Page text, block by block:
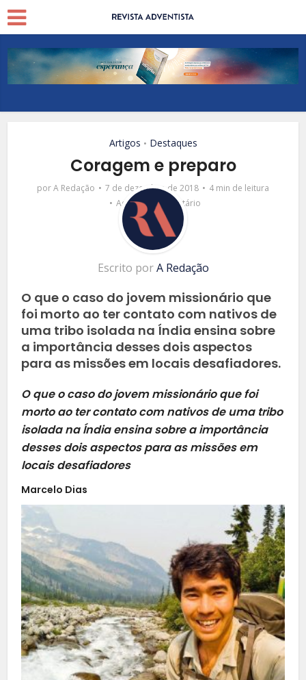
Artigos • Destaques
Coragem e preparo
porA Redação 7 de dezembro de 2018
4 min de leitura
Adicionar comentário
Escrito porA Redação
O que o caso do jovem missionário que
foi morto ao ter contato com nativos de
uma tribo isolada na Índia ensina sobre
a importância desses dois aspectos
para as missões em locais desafiadores.
O que o caso do jovem missionário que foi
morto ao ter contato com nativos de uma tribo
isolada na Índia ensina sobre a importância
desses dois aspectos para as missões em
locais desafiadores
Marcelo Dias